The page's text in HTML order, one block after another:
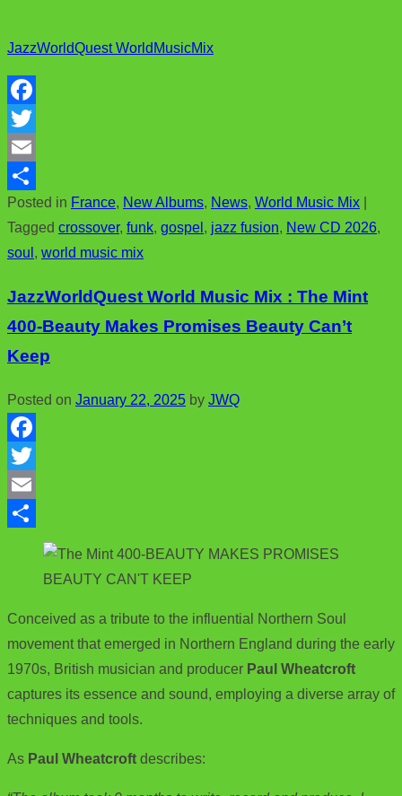
JazzWorldQuest WorldMusicMix
F
a
c
e
b
o
o
k
T
w
i
t
e
r
E
m
a
i
S
h
a
r
e
Posted in France, New Albums, News, World Music Mix
Tagged crossover, funk, gospel , jazz fusion, New CD 2026,
soul , world music mix
JazzWorldQuest World Music Mix : The Mint
400-Beauty Makes Promises Beauty Can’t
Keep
Posted on January 22, 2025 by JWQ
F
a
c
o
T
w
e
E
lr
Conceived as a tribute to the influential Northern Soul
movement that emerged in Northern England during the early
1970s, British musician and producer Paul Wheatcroft
captures its essence and sound, employing a diverse array of
techniques and tools.
As Paul Wheatcroft describes: